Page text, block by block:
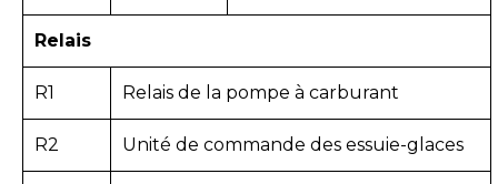
Relais
R1 Relais de la pompe à carburant
R2 Unité de commande des essuie-glaces